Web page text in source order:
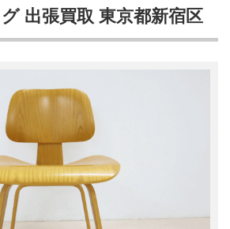
出張買取 東京都新宿区